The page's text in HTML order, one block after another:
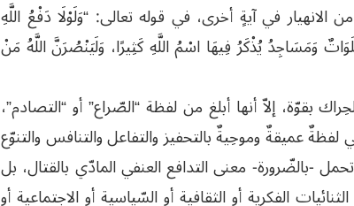
الانهيار في آيةٍ أخرى، في قوله تعالى: “وَلَوْلَا دَفْعُ اللَّهِ
يُذْكَرُ فِيهَا اسْمُ اللَّهِ كَثِيرًا، وَلَيَنْصُرَنَّ اللَّهُ مَنْ
بقوّة، إلاّ أنها أبلغ من لفظة “الصّراع” أو “التصادم”،
عميقةٌ وموحِيةٌ بالتحفيز والتفاعل والتنافس والتنوّع
-بالضّرورة- معنى التدافع العنفي المادّي بالقتال، بل
الفكرية أو الثقافية أو السّياسية أو الاجتماعية أو